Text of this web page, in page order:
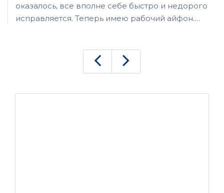
оказалось, все вполне себе быстро и недорого
исправляется. Теперь имею рабочий айфон.